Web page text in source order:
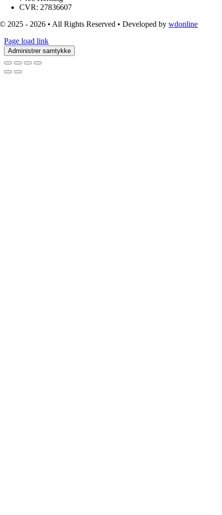
CVR: 27836607
© 2025 - 2026 • All Rights Reserved • Developed bywdonline
Page load link
Administrer samtykke